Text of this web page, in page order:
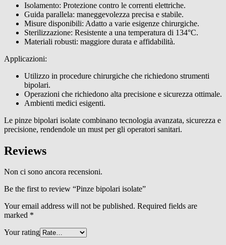
Isolamento: Protezione contro le correnti elettriche.
Guida parallela: maneggevolezza precisa e stabile.
Misure disponibili: Adatto a varie esigenze chirurgiche.
Sterilizzazione: Resistente a una temperatura di 134°C.
Materiali robusti: maggiore durata e affidabilità.
Applicazioni:
Utilizzo in procedure chirurgiche che richiedono strumenti
bipolari.
Operazioni che richiedono alta precisione e sicurezza ottimale.
Ambienti medici esigenti.
Le pinze bipolari isolate combinano tecnologia avanzata, sicurezza e
precisione, rendendole un must per gli operatori sanitari.
Reviews
Non ci sono ancora recensioni.
Be the first to review “Pinze bipolari isolate”
Your email address will not be published. Required fields are
marked *
Your rating